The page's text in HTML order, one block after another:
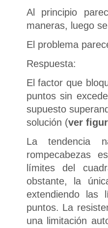
Al principio
maneras, luego
El problema
Respuesta:
El factor que
puntos sin
supuesto
solución (ver
La tendencia
rompecabezas
límites del
obstante, la
extendiendo
puntos. La
una limitación